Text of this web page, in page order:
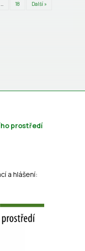
… 18 Další »
prostředí
a hlášení: